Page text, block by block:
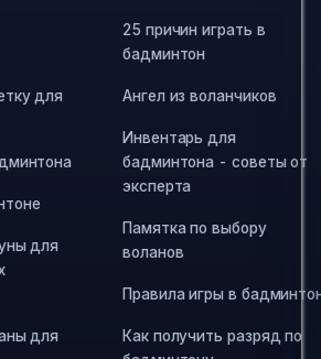
для
для
для
25 причин играть в
бадминтон
Ангел из воланчиков
Инвентарь для
бадминтона - советы от
эксперта
Памятка по выбору
воланов
Правила игры в
Как получить разряд по